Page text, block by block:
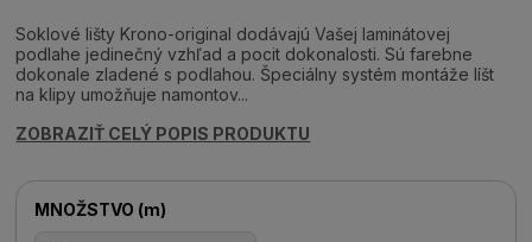
Soklové lišty Krono-original dodávajú Vašej laminátovej
podlahe jedinečný vzhľad a pocit dokonalosti. Sú farebne
dokonale zladené s podlahou. Špeciálny systém montáže líšt
na klipy umožňuje namontov...
ZOBRAZIŤ CELÝ POPIS PRODUKTU
MNOŽSTVO (m)